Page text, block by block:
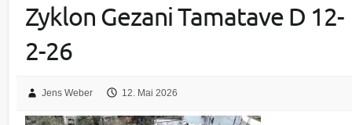
Zyklon Gezani Tamatave D 12-
2-26
Jens Weber 12. Mai 2026